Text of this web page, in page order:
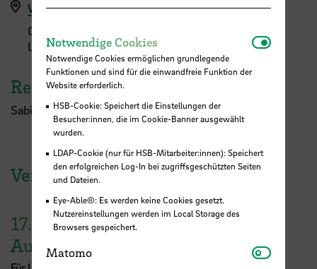
Workshopanmeldung hier
Campus Neustadt, Langemarckstraße (L-Gebäude)
L-Gebäude - L 2
Referent:in
Sabine Olbrich
Veranstaltungen der HSB
17.
August
Notwendige Cookies
Notwendige Cookies ermöglichen grundlegende
Funktionen und sind für die einwandfreie Funktion der
Website erforderlich.
HSB-Cookie: Speichert die Einstellungen der
Besucher:innen, die im Cookie-Banner ausgewählt
wurden.
LDAP-Cookie (nur für HSB-Mitarbeiter:innen): Speichert
den erfolgreichen Log-In bei zugriffsgeschützten Seiten
und Dateien.
Eye-Able®: Es werden keine Cookies gesetzt.
Nutzereinstellungen werden im Local Storage des
Browsers gespeichert.
Matomo Matomo